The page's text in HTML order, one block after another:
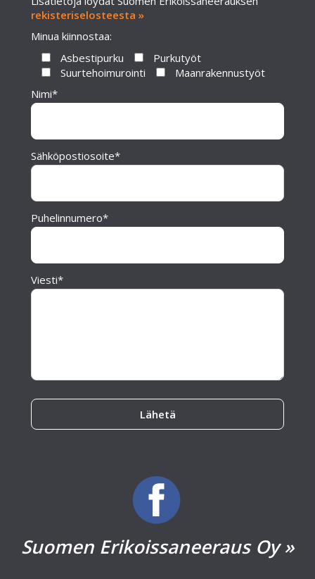
rekisteriselosteesta »
Minua kiinnostaa:
Asbestipurku
Purkutyöt
Suurtehoimurointi
Maanrakennustyöt
Nimi*
Sähköpostiosoite*
Puhelinnumero*
Viesti*
Please leave this field empty.
Suomen Erikoissaneeraus Oy »